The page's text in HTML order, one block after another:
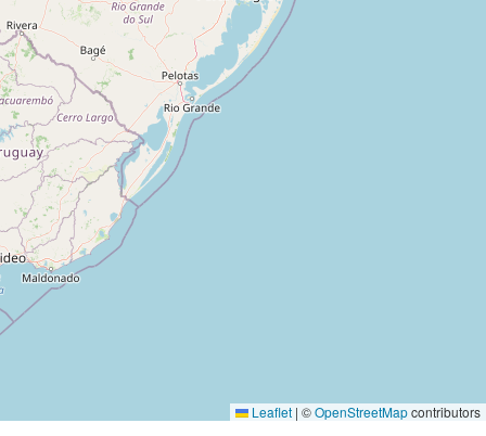
Leaflet | ©OpenStreetMapcontributors